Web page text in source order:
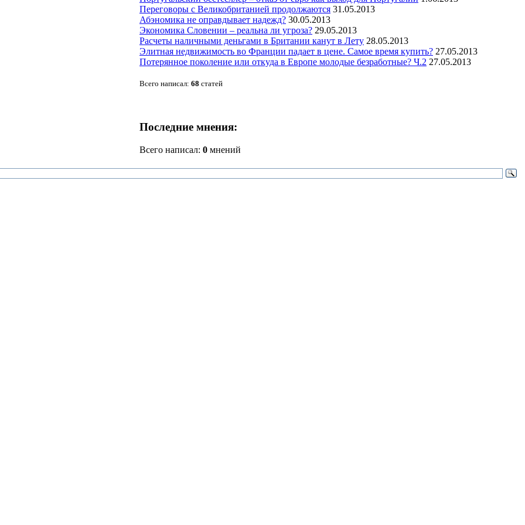
Переговоры с Великобританией продолжаются 31.05.2013
Абэномика не оправдывает надежд? 30.05.2013
Экономика Словении – реальна ли угроза? 29.05.2013
Расчеты наличными деньгами в Британии канут в Лету 28.05.2013
Элитная недвижимость во Франции падает в цене. Самое время купить? 27.05.2013
Потерянное поколение или откуда в Европе молодые безработные? Ч.2 27.05.2013
Всего написал: 68 статей
Последние мнения:
Всего написал: 0 мнений